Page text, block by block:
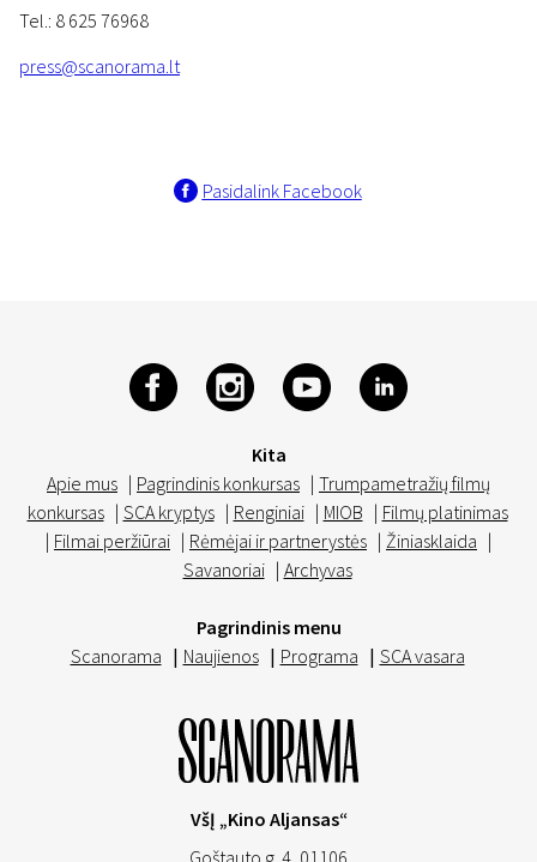
Tel.: 8 625 76968
press@scanorama.lt
Pasidalink Facebook
Kita
Apie mus | Pagrindinis konkursas | Trumpametražių filmų
konkursas | SCA kryptys | Renginiai | MIOB | Filmų platinimas
| Filmai peržiūrai | Rėmėjai ir partnerystės | Žiniasklaida |
Savanoriai | Archyvas
Pagrindinis menu
Scanorama | Naujienos | Programa | SCA vasara
VšĮ „Kino Aljansas“
Goštauto g. 4, 01106